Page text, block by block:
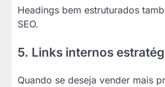
Headings bem estruturados
SEO.
5. Links internos
Quando se deseja vender mais